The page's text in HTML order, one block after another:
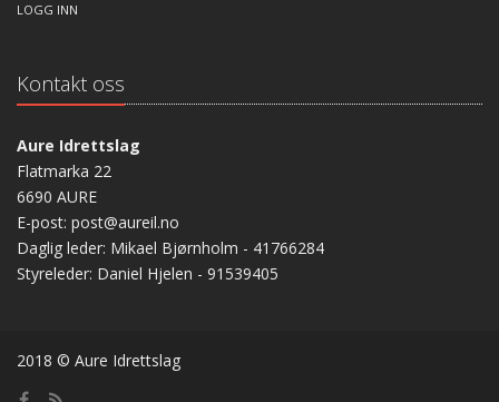
LOGG INN
Kontakt oss
Aure Idrettslag
Flatmarka 22
6690 AURE
E-post: post@aureil.no
Daglig leder: Mikael Bjørnholm - 41766284
Styreleder: Daniel Hjelen - 91539405
2018 © Aure Idrettslag